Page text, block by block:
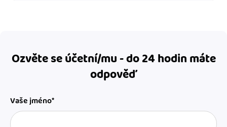
Ozvěte se účetní/mu - do 24 hodin máte
odpověď
Vaše jméno*